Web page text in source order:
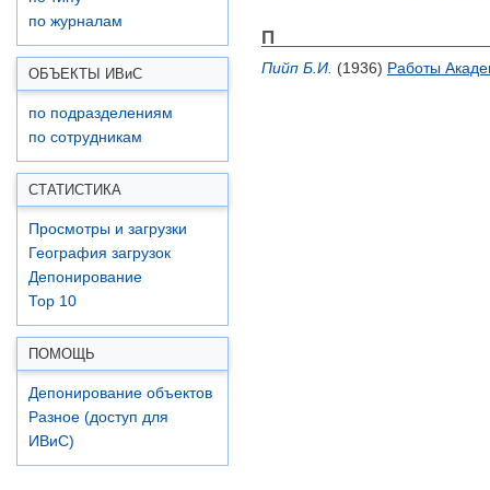
по журналам
ОБЪЕКТЫ ИВиС
по подразделениям
по сотрудникам
СТАТИСТИКА
Просмотры и загрузки
География загрузок
Депонирование
Top 10
ПОМОЩЬ
Депонирование объектов
Разное (доступ для
ИВиС)
П
Пийп Б.И. (1936) Работы